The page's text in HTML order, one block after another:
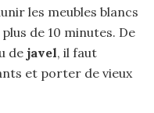
les meubles blancs
de 10 minutes. De
de javel, il faut
et porter de vieux